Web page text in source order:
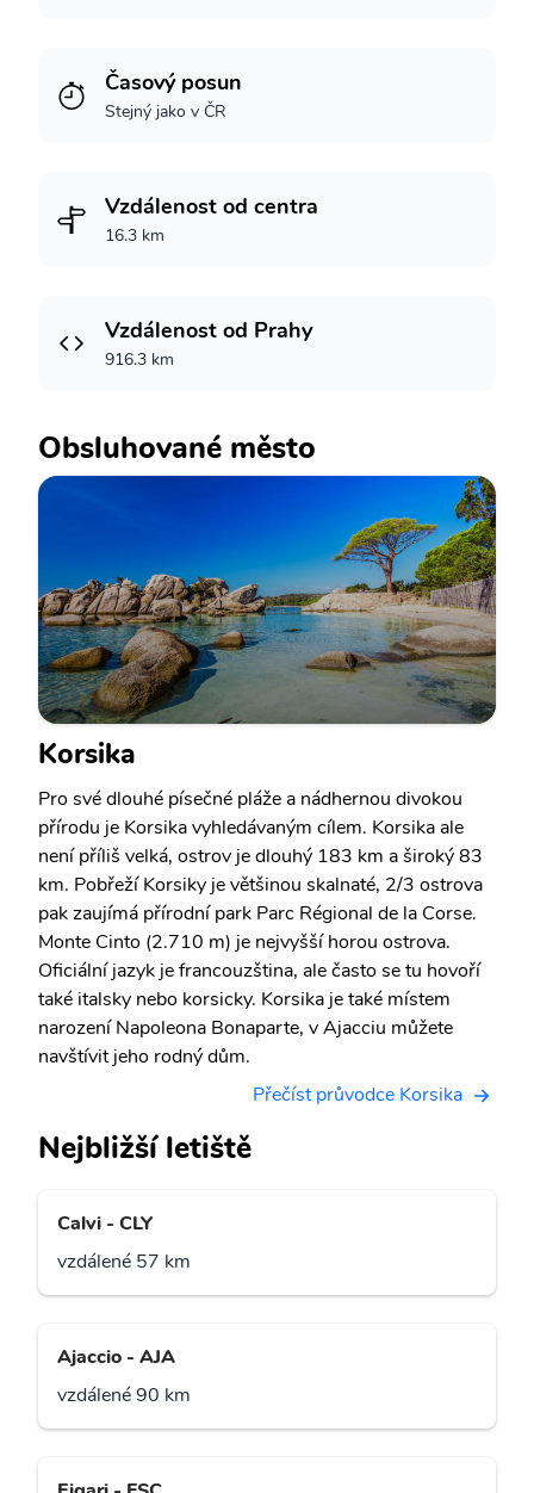
Časový posun
Stejný jako v ČR
Vzdálenost od centra
16.3 km
Vzdálenost od Prahy
916.3 km
Obsluhované město
Korsika
Pro své dlouhé písečné pláže a nádhernou divokou
přírodu je Korsika vyhledávaným cílem. Korsika ale
není příliš velká, ostrov je dlouhý 183 km a široký 83
km. Pobřeží Korsiky je většinou skalnaté, 2/3 ostrova
pak zaujímá přírodní park Parc Régional de la Corse.
Monte Cinto (2.710 m) je nejvyšší horou ostrova.
Oficiální jazyk je francouzština, ale často se tu hovoří
také italsky nebo korsicky. Korsika je také místem
narození Napoleona Bonaparte, v Ajacciu můžete
navštívit jeho rodný dům.
Přečíst průvodce Korsika
Nejbližší letiště
Calvi - CLY
vzdálené 57 km
Ajaccio - AJA
vzdálené 90 km